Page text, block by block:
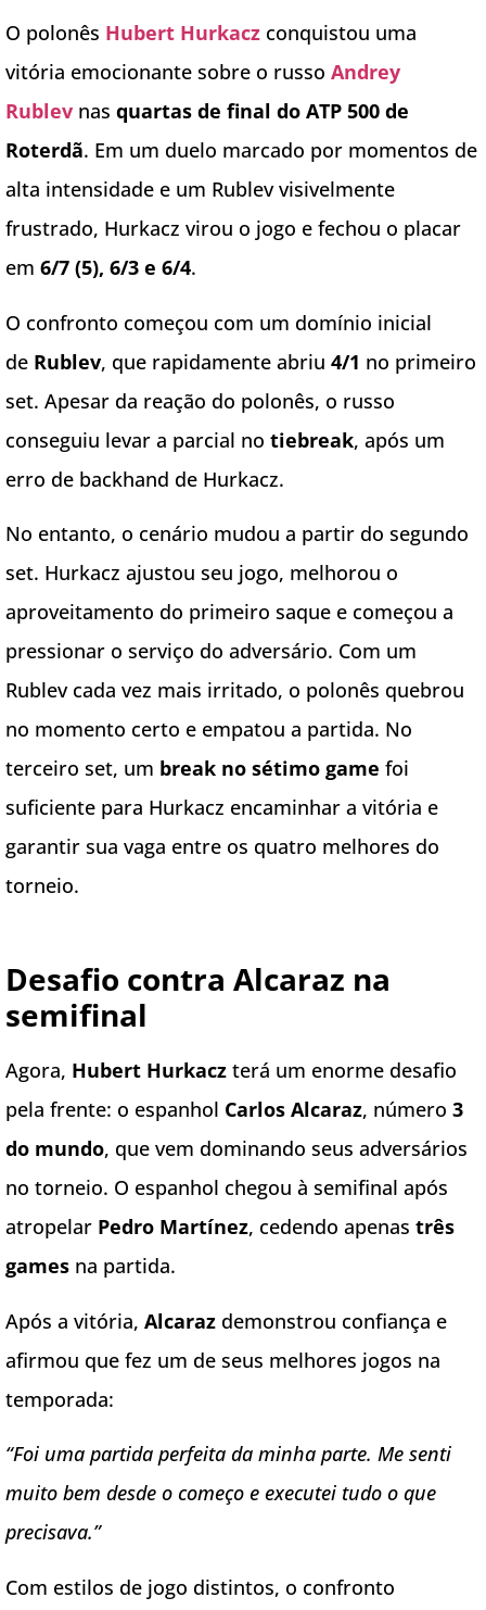
O polonês Hubert Hurkacz conquistou uma
vitória emocionante sobre o russo Andrey
Rublev nas quartas de final do ATP 500 de
Roterdã. Em um duelo marcado por momentos de
alta intensidade e um Rublev visivelmente
frustrado, Hurkacz virou o jogo e fechou o placar
em 6/7 (5), 6/3 e 6/4.
O confronto começou com um domínio inicial
de Rublev, que rapidamente abriu 4/1 no primeiro
set. Apesar da reação do polonês, o russo
conseguiu levar a parcial no tiebreak, após um
erro de backhand de Hurkacz.
No entanto, o cenário mudou a partir do segundo
set. Hurkacz ajustou seu jogo, melhorou o
aproveitamento do primeiro saque e começou a
pressionar o serviço do adversário. Com um
Rublev cada vez mais irritado, o polonês quebrou
no momento certo e empatou a partida. No
terceiro set, um break no sétimo game foi
suficiente para Hurkacz encaminhar a vitória e
garantir sua vaga entre os quatro melhores do
torneio.
Desafio contra Alcaraz na
semifinal
Agora, Hubert Hurkacz terá um enorme desafio
pela frente: o espanhol Carlos Alcaraz, número 3
do mundo, que vem dominando seus adversários
no torneio. O espanhol chegou à semifinal após
atropelar Pedro Martínez, cedendo apenas três
games na partida.
Após a vitória, Alcaraz demonstrou confiança e
afirmou que fez um de seus melhores jogos na
temporada:
“Foi uma partida perfeita da minha parte. Me senti
muito bem desde o começo e executei tudo o que
precisava.”
Com estilos de jogo distintos, o confronto